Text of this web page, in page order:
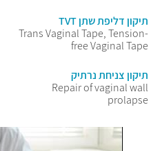
תיקון דליפת שתן TVT
Trans Vaginal Tape, Tension-
free Vaginal Tape
תיקון צניחת נרתיק
Repair of vaginal wall
prolapse